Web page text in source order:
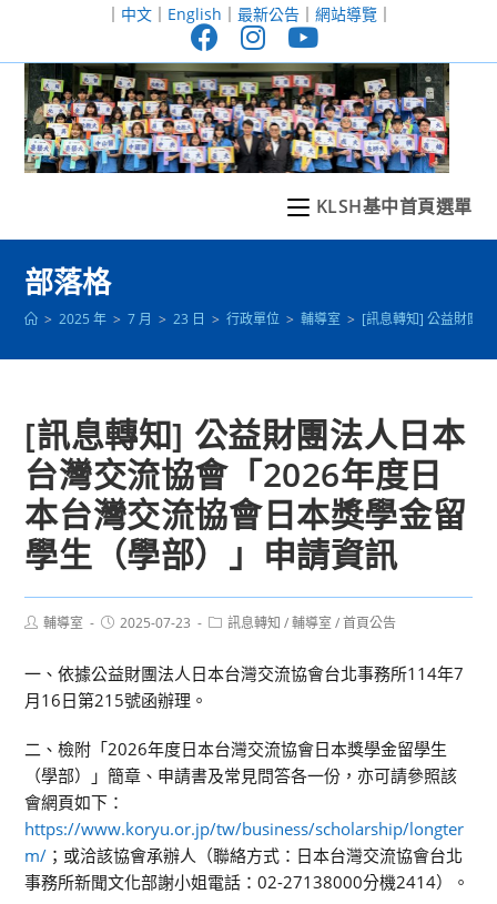
至
｜ 中文｜ English ｜ 最新公告｜ 網站導覽｜
KLSH基中首頁選單
部落格
> 2025 年 > 7 月 > 23 日 > 行政單位 > 輔導室 > [訊息轉知] 公益財團
[訊息轉知] 公益財團法人日本
台灣交流協會「2026年度日
本台灣交流協會日本獎學金留
學生（學部）」申請資訊
Post輔導室
Post2025-07-23
Post訊息轉知 / 輔導室 / 首頁公告
一、依據公益財團法人日本台灣交流協會台北事務所114年7
月16日第215號函辦理。
二、檢附「2026年度日本台灣交流協會日本獎學金留學生
（學部）」簡章、申請書及常見問答各一份，亦可請參照該
會網頁如下：
https://www.koryu.or.jp/tw/business/scholarship/longter
m/ ；或洽該協會承辦人（聯絡方式：日本台灣交流協會台北
事務所新聞文化部謝小姐電話：02-27138000分機2414）。